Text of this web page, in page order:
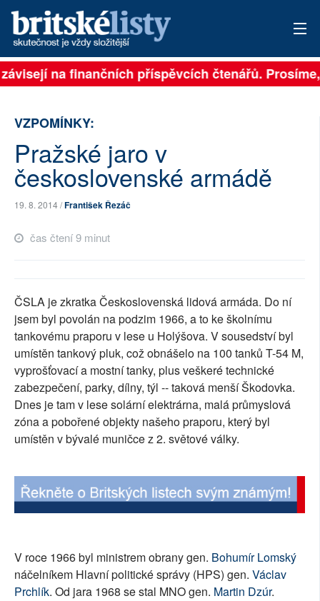
PŘIHLÁSIT
ROZHOVORY
TÉMATA
NEJČTENĚJŠÍ ZA 7 DNÍ
PŘÍSPĚVKY NA PROVOZ
SOCIÁLNÍ SÍTĚ
RUBRIKY
PLNÁ VERZE STRÁNEK
na finančních příspěvcích čtenářů. Prosíme,
VZPOMÍNKY:
Pražské jaro v
československé armádě
19. 8. 2014 /František Řezáč
čas čtení 9 minut
ČSLA je zkratka Československá lidová armáda. Do ní
jsem byl povolán na podzim 1966, a to ke školnímu
tankovému praporu v lese u Holýšova. V sousedství byl
umístěn tankový pluk, což obnášelo na 100 tanků T-54 M,
vyprošťovací a mostní tanky, plus veškeré technické
zabezpečení, parky, dílny, týl -- taková menší Škodovka.
Dnes je tam v lese solární elektrárna, malá průmyslová
zóna a pobořené objekty našeho praporu, který byl
umístěn v bývalé muničce z 2. světové války.
V roce 1966 byl ministrem obrany gen. Bohumír Lomský
náčelníkem Hlavní politické správy (HPS) gen. Václav
Prchlík. Od jara 1968 se stal MNO gen. Martin Dzúr.